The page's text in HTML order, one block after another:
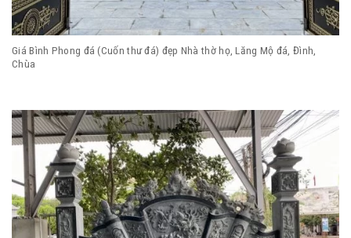
Giá Bình Phong đá (Cuốn thư đá) đẹp Nhà thờ họ, Lăng Mộ đá, Đình,
Chùa